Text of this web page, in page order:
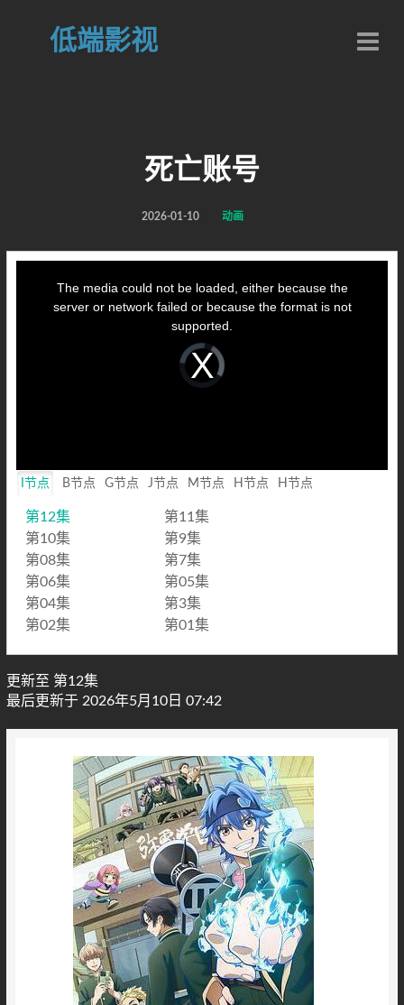
低端影视
死亡账号
2026-01-10 动画
Video
Player
loading.
The media could not be loaded, either because the
server or network failed or because the format is not
supported.
I节点 B节点 G节点 J节点 M节点 H节点 H节点
第12集
第11集
第10集
第9集
第08集
第7集
第06集
第05集
第04集
第3集
第02集
第01集
更新至 第12集
最后更新于 2026年5月10日 07:42